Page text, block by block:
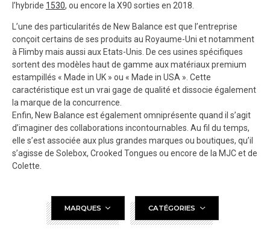
l’hybride 1530, ou encore la X90 sorties en 2018.
L’une des particularités de New Balance est que l’entreprise
conçoit certains de ses produits au Royaume-Uni et notamment
à Flimby mais aussi aux Etats-Unis. De ces usines spécifiques
sortent des modèles haut de gamme aux matériaux premium
estampillés « Made in UK » ou « Made in USA ». Cette
caractéristique est un vrai gage de qualité et dissocie également
la marque de la concurrence.
Enfin, New Balance est également omniprésente quand il s’agit
d’imaginer des collaborations incontournables. Au fil du temps,
elle s’est associée aux plus grandes marques ou boutiques, qu’il
s’agisse de Solebox, Crooked Tongues ou encore de la MJC et de
Colette.
MARQUES CATÉGORIES